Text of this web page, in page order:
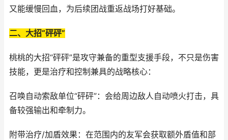
又能缓慢回血，为后续团战重返战场打好基础。
二、大招“砰砰”
桃桃的大招“砰砰”是攻守兼备的重型支援手段，不只是伤害
技能，更是治疗和控制兼具的战略核心：
召唤自动索敌单位“砰砰”：会给周边敌人自动喷火打击，具
备较强输出和牵制力。
附带治疗/加盾效果：在范围内的友军会获取额外盾值和部